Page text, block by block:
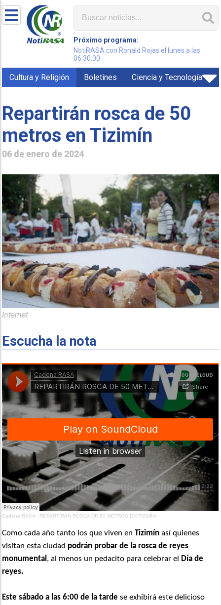
Próximo programa:
NotiRASA con Ronald Rojas el lunes a las
06:30:00
Cultura y Religión Boletines Ciencia y Tecnología
Repartirán rosca de 50
metros en Tizimín
06 de enero de 2024
Internet
Escucha la nota
Cadena RASA · REPARTIRÁN ROSCA DE 50 METROS EN TIZIMÍN
Como cada año tanto los que viven enTizimín así quienes
visitan esta ciudad podrán probar de la rosca de reyes
monumental , al menos un pedacito para celebrar el
Día de
reyes.
Este sábado a las 6:00 de la tarde se exhibirá este delicioso